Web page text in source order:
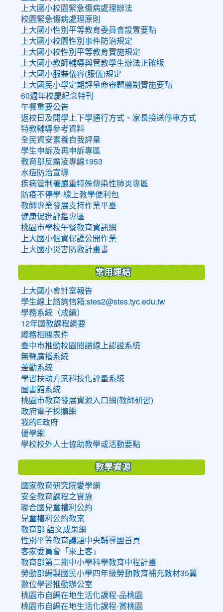
上大國小校園緊急傷病處理辦法
校園緊急傷病處理原則
上大國小性別平等教育委員會設置要點
上大國小校園性別事件防治規定
上大國小校性別平等教育實施規定
上大國小教師輔導與管教學生辦法正確版
上大國小服裝儀容(服儀)規定
上大國民小學定期評量命審題機制實施要點
60週年校慶紀念特刊
午餐重要公告
返校日及開學上下學通行方式、家長接送停車方式
特教輔導參考資料
全民資安素養自我評量
學生申訴及再申訴專區
教育部反霸凌專線1953
水痘防治宣導
疾病管制署嚴重特殊傳染性肺炎專區
防疫不停學-線上教學便利包
教師專業發展支持作業平臺
健康促進評鑑專區
桃園市學校午餐教育資訊網
上大國小個資保護公開作業
上大國小災害防救計畫書
常用連結
上大國小會計室報告
學生線上諮詢信箱:stes2@stes.tyc.edu.tw
學務系統（成績）
12年國教課程綱要
總務相關表件
臺中市推動校園閱讀線上認證系統
無聲廣播系統
差勤系統
學習扶助方案科技化評量系統
圖書館系統
桃園市教育發展資源入口網(教師研習)
政府電子採購網
我的E政府
優學網
學校校外人士協助教學或活動要點
教學資源
國家教育研究院愛學網
安全教育課程之實施
聯合國兒童權利公約
兒童權利公約教案
教育部 語文成果網
性別平等教育議題中央輔導團首頁
客家委員會「來上客」
教育部第二期中小學科學教育中程計畫
勞動部編製國民小學四年級勞動教育補充教材35篇
數位學習推動辦公室
桃園市自編在地生活化課程-品桃園
桃園市自編在地生活化課程-賞桃園